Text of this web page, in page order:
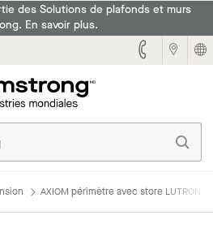
des Solutions de plafonds et murs
En savoir plus.
AXIOM périmètre avec store LUTRON